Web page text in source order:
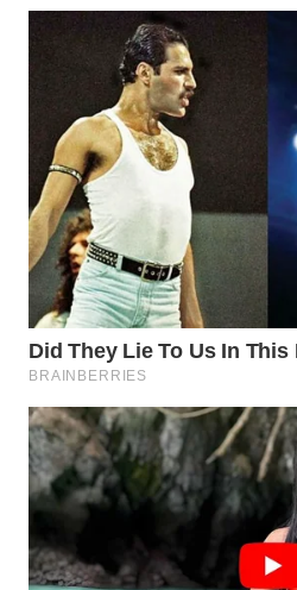
SUMEDANG
CIANJUR
WN
KEPULAUAN
SERIBU
WN
TANGERANG
WN
BINJAI
WN
CIREBON
INDRAMAYU